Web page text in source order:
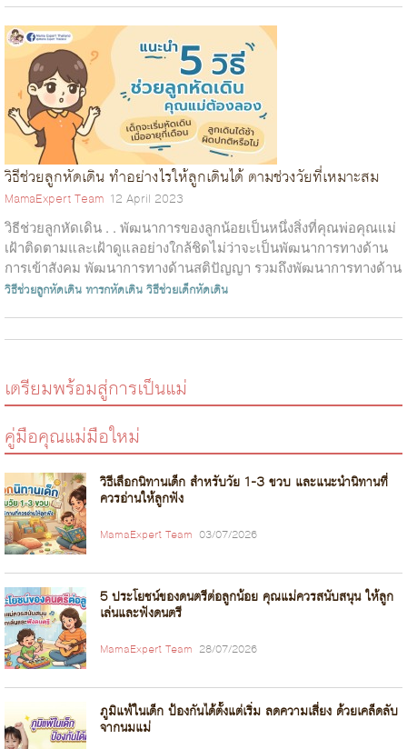
วิธีช่วยลูกหัดเดิน ทำอย่างไรให้ลูกเดินได้ ตามช่วงวัยที่เหมาะสม
MamaExpert Team 12 April 2023
วิธีช่วยลูกหัดเดิน . . พัฒนาการของลูกน้อยเป็นหนึ่งสิ่งที่คุณพ่อคุณแม่
เฝ้าติดตามและเฝ้าดูแลอย่างใกล้ชิดไม่ว่าจะเป็นพัฒนาการทางด้าน
การเข้าสังคม พัฒนาการทางด้านสติปัญญา รวมถึงพัฒนาการทางด้าน
ร่างกาย...
วิธีช่วยลูกหัดเดินทารกหัดเดินวิธีช่วยเด็กหัดเดิน
เตรียมพร้อมสู่การเป็นแม่
คู่มือคุณแม่มือใหม่
วิธีเลือกนิทานเด็ก สำหรับวัย 1-3 ขวบ และแนะนำนิทานที่
ควรอ่านให้ลูกฟัง
MamaExpert Team 03/07/2026
5 ประโยชน์ของดนตรีต่อลูกน้อย คุณแม่ควรสนับสนุน ให้ลูก
เล่นและฟังดนตรี
MamaExpert Team 28/07/2026
ภูมิแพ้ในเด็ก ป้องกันได้ตั้งแต่เริ่ม ลดความเสี่ยง ด้วยเคล็ดลับ
จากนมแม่